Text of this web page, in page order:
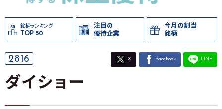
銘柄ランキング
TOP 50
注目の
優待企業
今月の割当
銘柄
2816 X facebook LINE
ダイショー